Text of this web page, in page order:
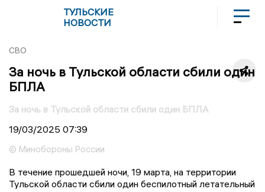
ТУЛЬСКИЕ
НОВОСТИ
За ночь в Тульской области сбили один
БПЛА
За ночь в Тульской области сбили один БПЛА
19/03/2025 07:39
© Минобороны России
В течение прошедшей ночи, 19 марта, на территории